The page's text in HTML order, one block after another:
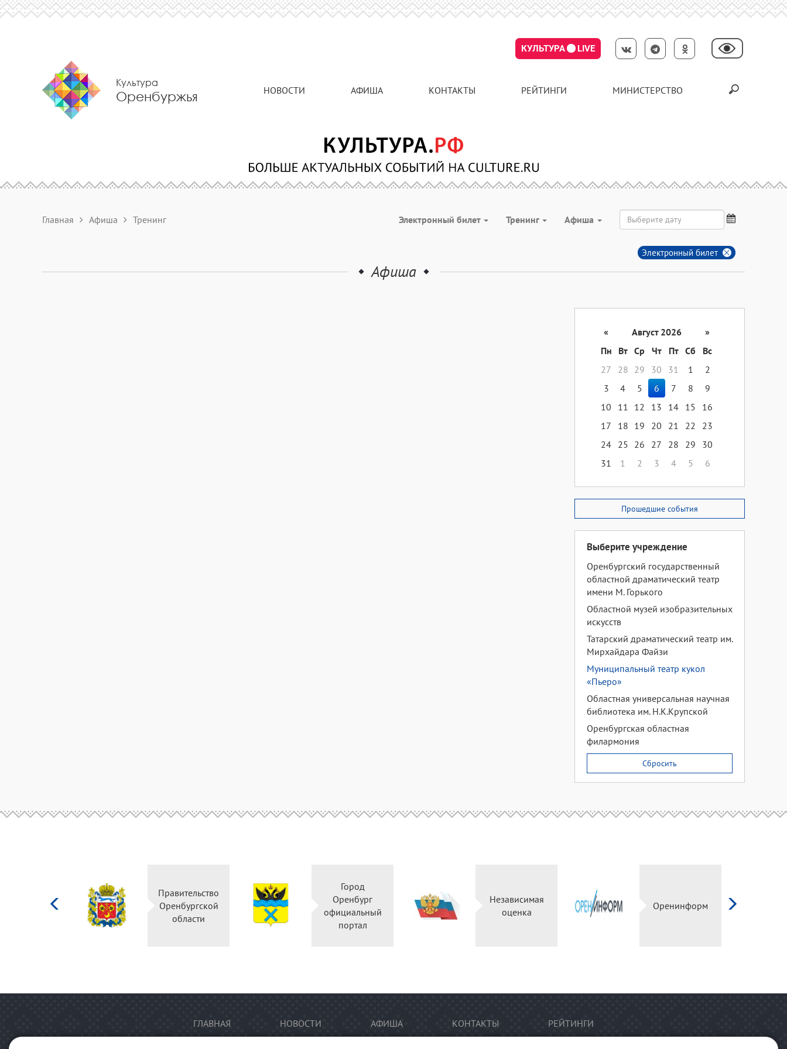
КУЛЬТУРА LIVE
Культура
Оренбуржья НОВОСТИ АФИША КОНТАКТЫ РЕЙТИНГИ МИНИСТЕРСТВО
Главная Афиша Тренинг Электронный билет Тренинг Aфиша
Электронный билет
Афиша
« Август 2026
»
Пн
Вт Ср Чт Пт Сб
Вс
27
28 29 30 31 1
2
3
4 5 6 7 8
9
10
11 12 13 14 15
16
17
18 19 20 21 22
23
24 25 26 27 28 29
30
31
1 2 3 4 5 6
Прошедшие события
Выберите учреждение
Оренбургский государственный
областной драматический театр
имени М. Горького
Областной музей изобразительных
искусств
Татарский драматический театр им.
Мирхайдара Файзи
Муниципальный театр кукол
«Пьеро»
Областная универсальная научная
библиотека им. Н.К.Крупской
Оренбургская областная
филармония
Сбросить
культуры
Российской
Правительство
Оренбургской
области
Город
Оренбург
официальный
портал
Независимая
оценка
Оренинформ
ГЛАВНАЯ НОВОСТИ АФИША КОНТАКТЫ РЕЙТИНГИ